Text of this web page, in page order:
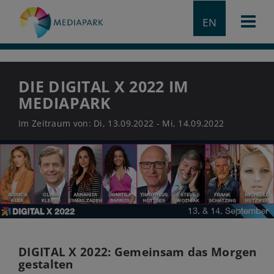
EN
DIE DIGITAL X 2022 IM
MEDIAPARK
Im Zeitraum von: Di, 13.09.2022 - Mi, 14.09.2022
DIGITAL X 2022: Gemeinsam das Morgen
gestalten